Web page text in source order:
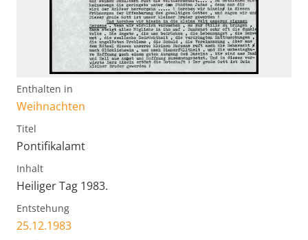
Enthalten in
Weihnachten
Titel
Pontifikalamt
Inhalt
Heiliger Tag 1983.
Entstehung
25.12.1983